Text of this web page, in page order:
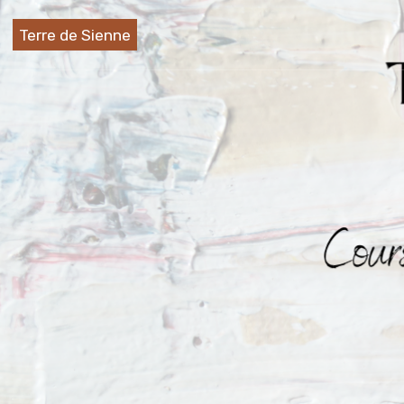
Terre de Sienne